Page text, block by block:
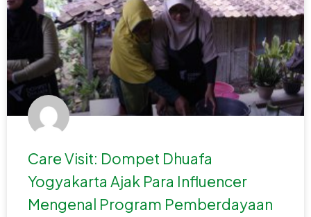
Care Visit: Dompet Dhuafa
Yogyakarta Ajak Para Influencer
Mengenal Program Pemberdayaan